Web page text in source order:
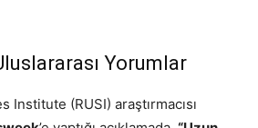
Yorumlar
Institute (RUSI) araştırmacısı